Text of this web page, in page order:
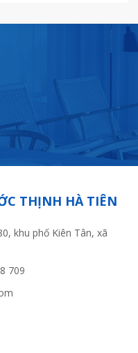
THỊNH HÀ TIÊN
khu phố Kiên Tân, xã
709